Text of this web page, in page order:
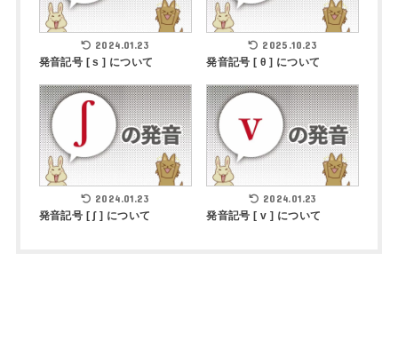
2024.01.23
発音記号 [ s ] について
2025.10.23
発音記号 [ θ ] について
2024.01.23
発音記号 [ ʃ ] について
2024.01.23
発音記号 [ v ] について